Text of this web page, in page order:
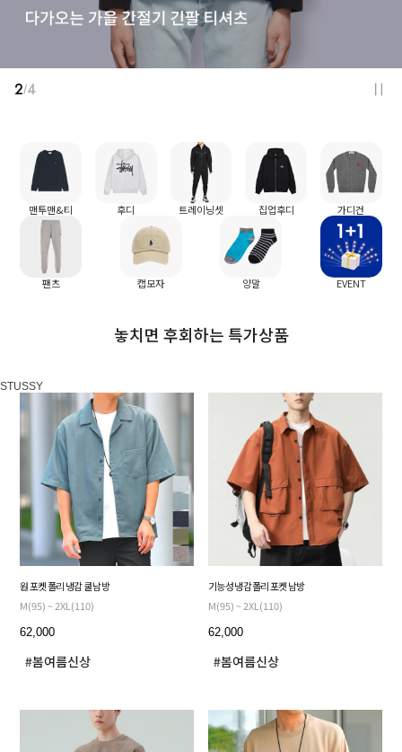
2/4
맨투맨&티 후디 트레이닝셋 집업후디 가디건
팬츠 캡모자 양말 EVENT
놓치면 후회하는 특가상품
STUSSY
원 포켓 폴리 냉감 쿨 남방
M(95) ~ 2XL(110)
62,000
기능성 냉감 폴리 포켓 남방
M(95) ~ 2XL(110)
62,000